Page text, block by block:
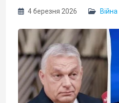
4 березня 2026 Війна